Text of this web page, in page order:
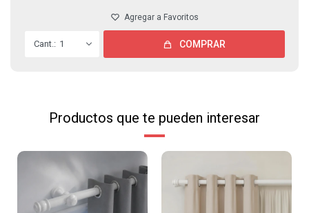
1 COMPRAR
Productos que te pueden interesar